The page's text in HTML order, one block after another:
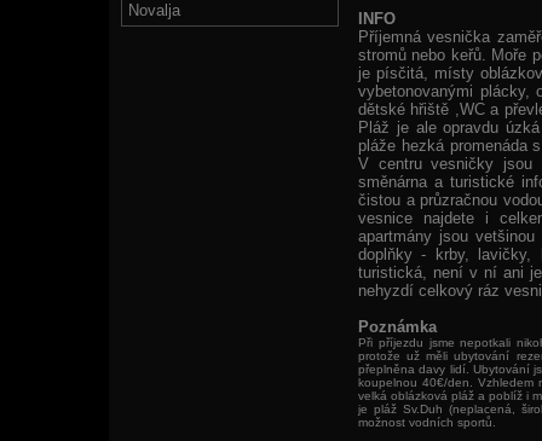
Novalja
INFO
Příjemná vesnička
stromů nebo keřů. Moře
je písčitá, místy
vybetonovanými plácky,
dětské hřiště ,WC a
Pláž je ale opravdu
pláže hezká promenáda
V centru vesničky jsou
směnárna a turistické
čistou a průzračnou
vesnice najdete i
apartmány jsou
doplňky - krby, lavičky,
turistická, není v ní ani
nehyzdí celkový ráz
Poznámka
Při příjezdu jsme nepotkali
protože už měli ubytování
přeplněna davy lidí. Ubytování
koupelnou 40€/den. Vzhledem
velká oblázková pláž a poblíž i
je pláž Sv.Duh (neplacená,
možnost vodních sportů.